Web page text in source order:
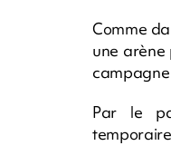
Comme
une arène
Par le